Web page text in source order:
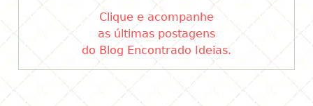
Clique e acompanhe
as últimas postagens
do Blog Encontrado Ideias.